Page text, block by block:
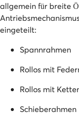
allgemein für breite
eingeteilt:
Spannrahmen
Rollos mit
Rollos mit
Schieberahmen